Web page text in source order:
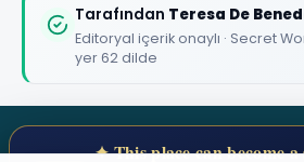
Tarafından Teresa De
Editoryal içerik onaylı · Secret
yer 62 dilde
SECRET WORLD
✦ This place can become a